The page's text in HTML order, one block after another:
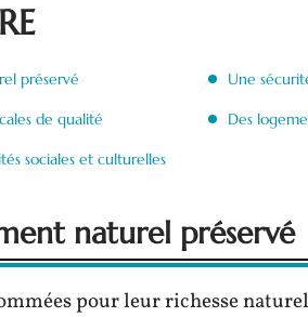
préservé
de qualité
sociales et culturelles
Une
Des
naturel préservé
pour leur richesse